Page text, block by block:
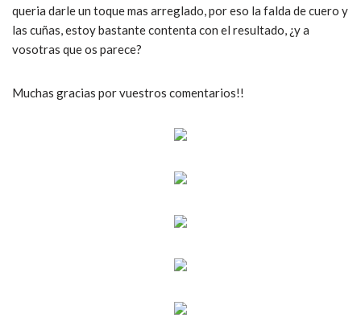
queria darle un toque mas arreglado, por eso la falda de cuero y
las cuñas, estoy bastante contenta con el resultado, ¿y a
vosotras que os parece?
Muchas gracias por vuestros comentarios!!